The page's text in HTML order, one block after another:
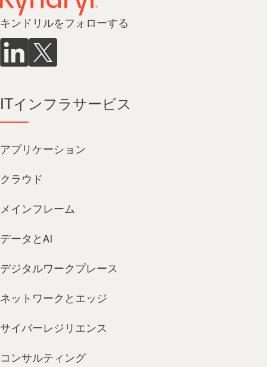
キンドリルをフォローする
ITインフラサービス
アプリケーション
クラウド
メインフレーム
データとAI
デジタルワークプレース
ネットワークとエッジ
サイバーレジリエンス
コンサルティング